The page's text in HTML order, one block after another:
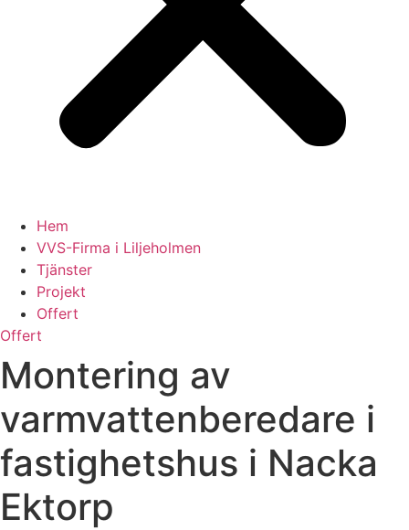
Hem
VVS-Firma i Liljeholmen
Tjänster
Projekt
Offert
Offert
Montering av
varmvattenberedare i
fastighetshus i Nacka
Ektorp